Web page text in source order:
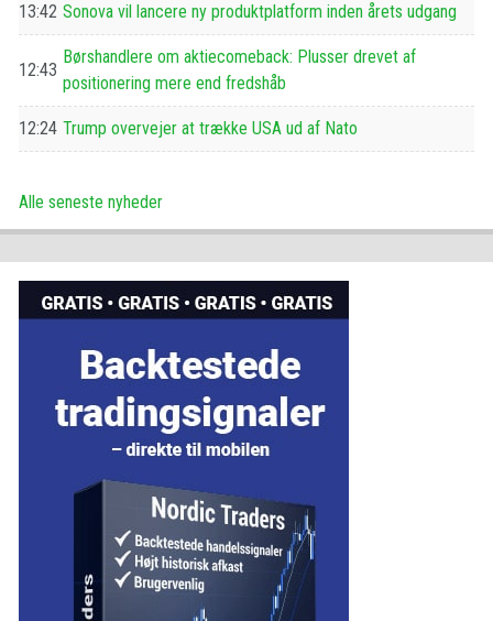
13:42 Sonova vil lancere ny produktplatform inden årets udgang
12:43
Børshandlere om aktiecomeback: Plusser drevet af
positionering mere end fredshåb
12:24 Trump overvejer at trække USA ud af Nato
Alle seneste nyheder